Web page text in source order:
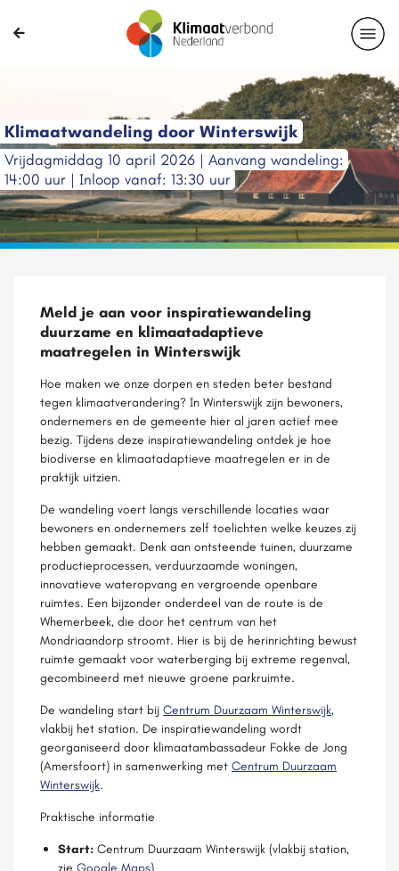
Klimaatwandeling door Winterswijk
Vrijdagmiddag 10 april 2026 | Aanvang wandeling:
14:00 uur | Inloop vanaf: 13:30 uur
Meld je aan voor inspiratiewandeling
duurzame en klimaatadaptieve
maatregelen in Winterswijk
Hoe maken we onze dorpen en steden beter bestand
tegen klimaatverandering? In Winterswijk zijn bewoners,
ondernemers en de gemeente hier al jaren actief mee
bezig. Tijdens deze inspiratiewandeling ontdek je hoe
biodiverse en klimaatadaptieve maatregelen er in de
praktijk uitzien.
De wandeling voert langs verschillende locaties waar
bewoners en ondernemers zelf toelichten welke keuzes zij
hebben gemaakt. Denk aan ontsteende tuinen, duurzame
productieprocessen, verduurzaamde woningen,
innovatieve wateropvang en vergroende openbare
ruimtes. Een bijzonder onderdeel van de route is de
Whemerbeek, die door het centrum van het
Mondriaandorp stroomt. Hier is bij de herinrichting bewust
ruimte gemaakt voor waterberging bij extreme regenval,
gecombineerd met nieuwe groene parkruimte.
De wandeling start bij Centrum Duurzaam Winterswijk,
vlakbij het station. De inspiratiewandeling wordt
georganiseerd door klimaatambassadeur Fokke de Jong
(Amersfoort) in samenwerking met Centrum Duurzaam
Winterswijk.
Praktische informatie
Start: Centrum Duurzaam Winterswijk (vlakbij station,
zie Google Maps)